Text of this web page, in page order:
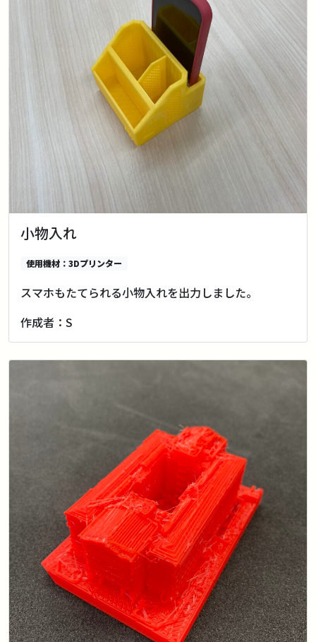
小物入れ
使用機材：3Dプリンター
スマホもたてられる小物入れを出力しました。
作成者：S